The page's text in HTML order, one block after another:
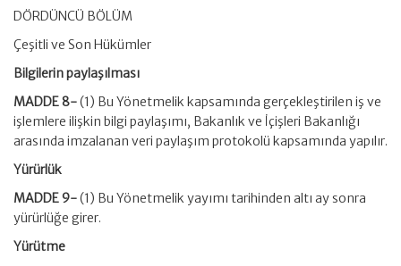
DÖRDÜNCÜ BÖLÜM
Çeşitli ve Son Hükümler
Bilgilerin paylaşılması
MADDE 8-(1) Bu Yönetmelik kapsamında gerçekleştirilen iş ve
işlemlere ilişkin bilgi paylaşımı, Bakanlık ve İçişleri Bakanlığı
arasında imzalanan veri paylaşım protokolü kapsamında yapılır.
Yürürlük
MADDE 9-(1) Bu Yönetmelik yayımı tarihinden altı ay sonra
yürürlüğe girer.
Yürütme